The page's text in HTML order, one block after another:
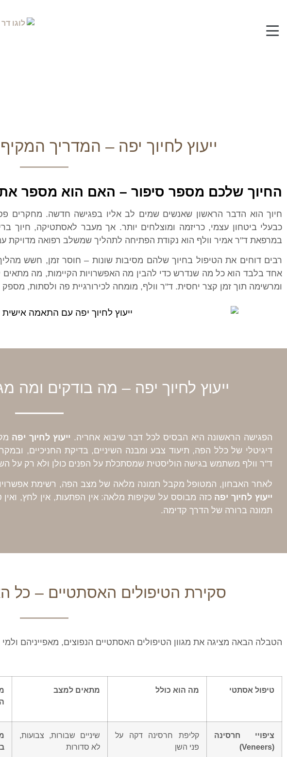
ייעוץ לחיוך יפה – המדריך
החיוך שלכם מספר סיפור – האם הוא מספר את
חיוך הוא הדבר הראשון שאנשים שמים לב אליו בפגישה חדשה. מחקרים
כבעלי ביטחון עצמי, כריזמה ומוצלחים יותר. אך מעבר לאסתטיקה, חיוך
במרפאת ד"ר אמיר וולף הוא נקודת הפתיחה לתהליך שמשלב רפואה מדויקת
רבים דוחים את הטיפול בחיוך שלהם מסיבות שונות – חוסר זמן, חשש
אחד בלבד הוא כל מה שנדרש כדי להבין מה האפשרויות הקיימות, מה מתאים
ומרשימה תוך זמן קצר יחסית. ד"ר וולף, מומחה לכירורגיית פה ולסתות,
ייעוץ לחיוך יפה – מה בודקים ומה
הפגישה הראשונה היא הבסיס לכל דבר שיבוא אחריה. ייעוץ לחיוך יפה
דיגיטלי של כלל הפה, תיעוד צבע ומבנה השיניים, בדיקת החניכיים,
ד"ר וולף משתמש בגישה הוליסטית שמסתכלת על הפנים כולן ולא רק על
לאחר האבחון, המטופל מקבל תמונה מלאה של מצב הפה, רשימת
ייעוץ לחיוך יפה כזה מבוסס על שקיפות מלאה: אין הפתעות, אין לחץ,
תמונה ברורה של הדרך קדימה.
סקירת הטיפולים האסתטיים – כל
הטבלה הבאה מציגה את מגוון הטיפולים האסתטיים הנפוצים, מאפייניהם
טיפול אסתטי מה הוא כולל מתאים למצב
ציפויי חרסינה
(Veneers)
קליפת חרסינה דקה על
פני השן
שיניים שבורות, צבועות,
לא סדורות